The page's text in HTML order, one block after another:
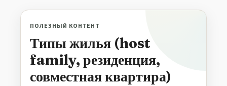
ПОЛЕЗНЫЙ КОНТЕНТ
Типы жилья (host
family, резиденция,
совместная квартира)